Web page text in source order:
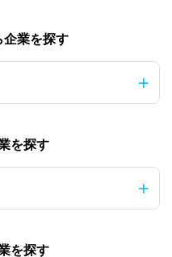
企業を探す
を探す
を探す